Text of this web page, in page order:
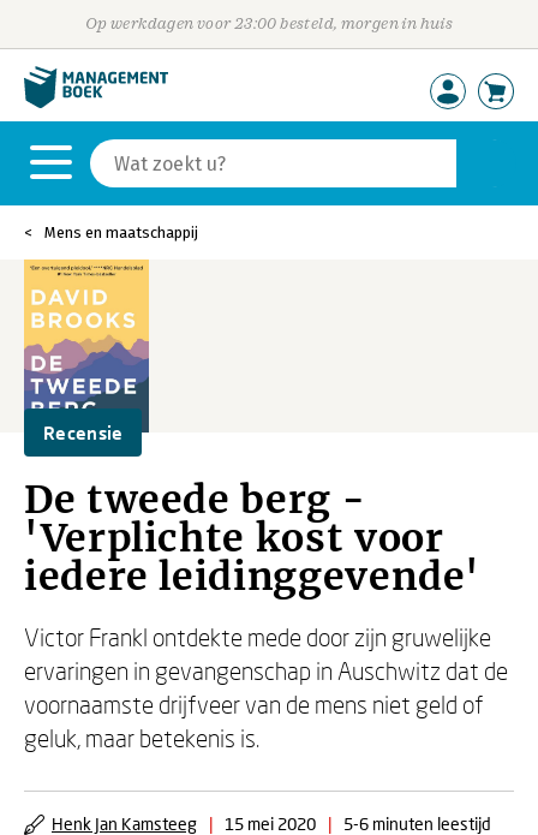
Op werkdagen voor 23:00 besteld, morgen in huis
Mens en maatschappij
Recensie
De tweede berg -
'Verplichte kost voor
iedere leidinggevende'
Victor Frankl ontdekte mede door zijn gruwelijke
ervaringen in gevangenschap in Auschwitz dat de
voornaamste drijfveer van de mens niet geld of
geluk, maar betekenis is.
Henk Jan Kamsteeg | 15 mei 2020 | 5-6 minuten leestijd